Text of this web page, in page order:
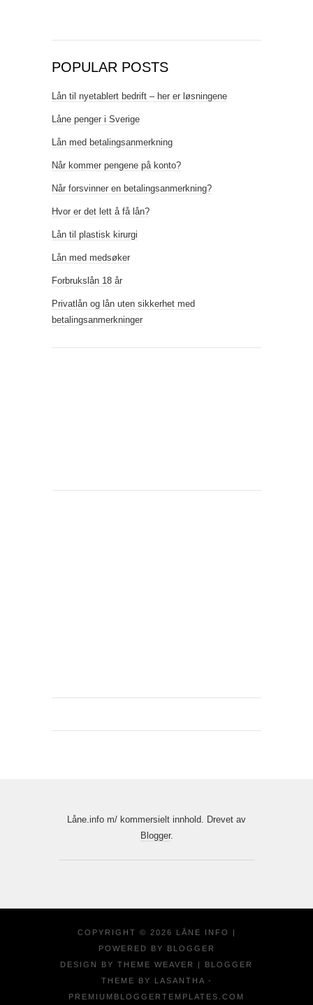
POPULAR POSTS
Lån til nyetablert bedrift – her er løsningene
Låne penger i Sverige
Lån med betalingsanmerkning
Når kommer pengene på konto?
Når forsvinner en betalingsanmerkning?
Hvor er det lett å få lån?
Lån til plastisk kirurgi
Lån med medsøker
Forbrukslån 18 år
Privatlån og lån uten sikkerhet med
betalingsanmerkninger
Låne.info m/ kommersielt innhold. Drevet av
Blogger.
COPYRIGHT © 2026 LÅNE INFO
|
POWERED BY
BLOGGER
DESIGN BY THEME WEAVER
| BLOGGER
THEME BY
LASANTHA -
PREMIUMBLOGGERTEMPLATES.COM